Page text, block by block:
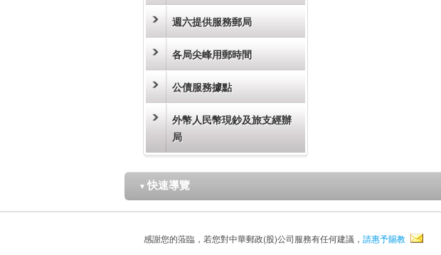
週六提供服務郵局
各局尖峰用郵時間
公債服務據點
外幣人民幣現鈔及旅支經辦
局
▼ 快速導覽
感謝您的蒞臨，若您對中華郵政(股)公司服務有任何建議， 請惠予賜教